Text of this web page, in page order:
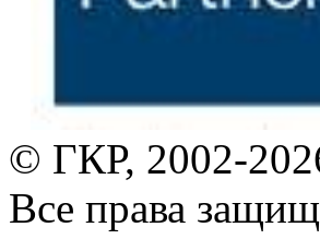
© ГКР, 2002-
Все права